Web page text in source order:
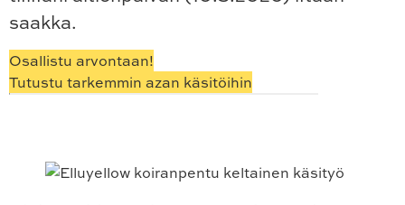
saakka.
Osallistu arvontaan!
Tutustu tarkemmin azan käsitöihin